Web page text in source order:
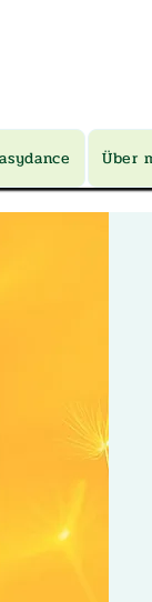
Über